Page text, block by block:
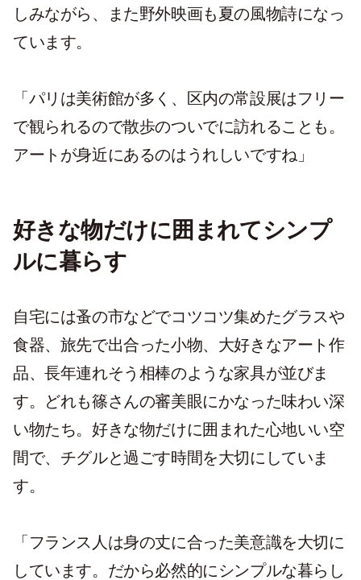
しみながら、また野外映画も夏の風物詩になっ
ています。
「パリは美術館が多く、区内の常設展はフリー
で観られるので散歩のついでに訪れることも。
アートが身近にあるのはうれしいですね」
好きな物だけに囲まれてシンプ
ルに暮らす
自宅には蚤の市などでコツコツ集めたグラスや
食器、旅先で出合った小物、大好きなアート作
品、長年連れそう相棒のような家具が並びま
す。どれも篠さんの審美眼にかなった味わい深
い物たち。好きな物だけに囲まれた心地いい空
間で、チグルと過ごす時間を大切にしていま
す。
「フランス人は身の丈に合った美意識を大切に
しています。だから必然的にシンプルな暮らし